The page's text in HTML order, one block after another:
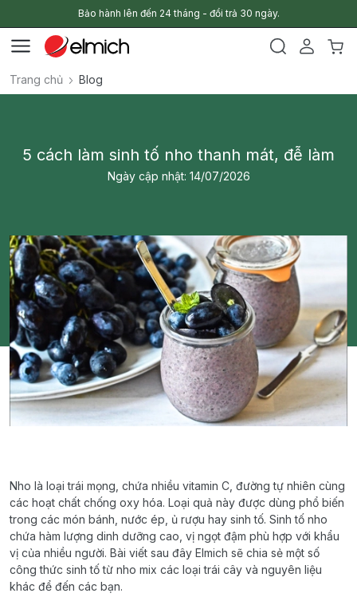
Bảo hành lên đến 24 tháng - đổi trả 30 ngày.
Trang chủ Blog
5 cách làm sinh tố nho thanh mát, đễ làm
Ngày cập nhật: 14/07/2026
Nho là loại trái mọng, chứa nhiều vitamin C, đường tự nhiên cùng
các hoạt chất chống oxy hóa. Loại quả này được dùng phổ biến
trong các món bánh, nước ép, ủ rượu hay sinh tố. Sinh tố nho
chứa hàm lượng dinh dưỡng cao, vị ngọt đậm phù hợp với khẩu
vị của nhiều người. Bài viết sau đây Elmich sẽ chia sẻ một số
công thức sinh tố từ nho mix các loại trái cây và nguyên liệu
khác để đến các bạn.